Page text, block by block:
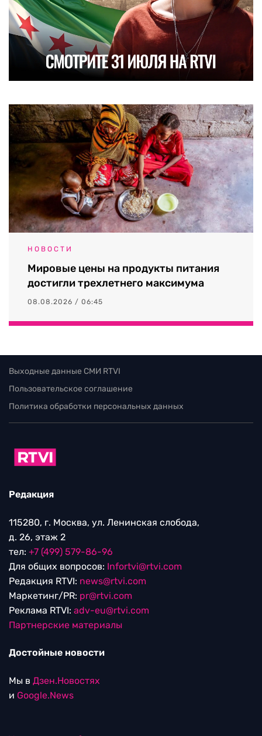
НОВОСТИ
Мировые цены на продукты питания
достигли трехлетнего максимума
08.08.2026 / 06:45
Выходные данные СМИ RTVI
Пользовательское соглашение
Политика обработки персональных данных
Редакция
115280, г. Москва, ул. Ленинская слобода,
д. 26, этаж 2
тел: +7 (499) 579-86-96
Для общих вопросов: Infortvi@rtvi.com
Редакция RTVI: news@rtvi.com
Маркетинг/PR: pr@rtvi.com
Реклама RTVI: adv-eu@rtvi.com
Партнерские материалы
Достойные новости
Мы в Дзен.Новостях
и Google.News